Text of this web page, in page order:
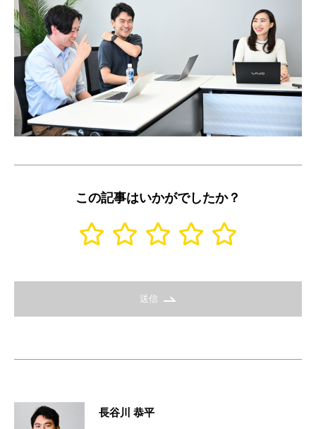
この記事はいかがでしたか？
送信
長谷川 恭平